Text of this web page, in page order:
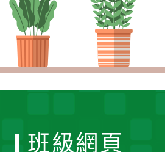
班級網頁